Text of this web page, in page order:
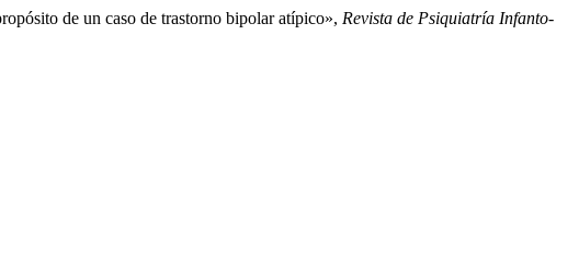
de un caso de trastorno bipolar atípico», Revista de Psiquiatría Infanto-